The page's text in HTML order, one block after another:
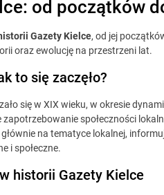
od początków
Gazety Kielce, od jej
oraz ewolucję na przestrzeni lat.
to się zaczęło?
się w XIX wieku, w okresie
społeczności
na tematyce lokalnej,
i społeczne.
historii Gazety Kielce